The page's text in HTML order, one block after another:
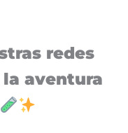
redes
aventura